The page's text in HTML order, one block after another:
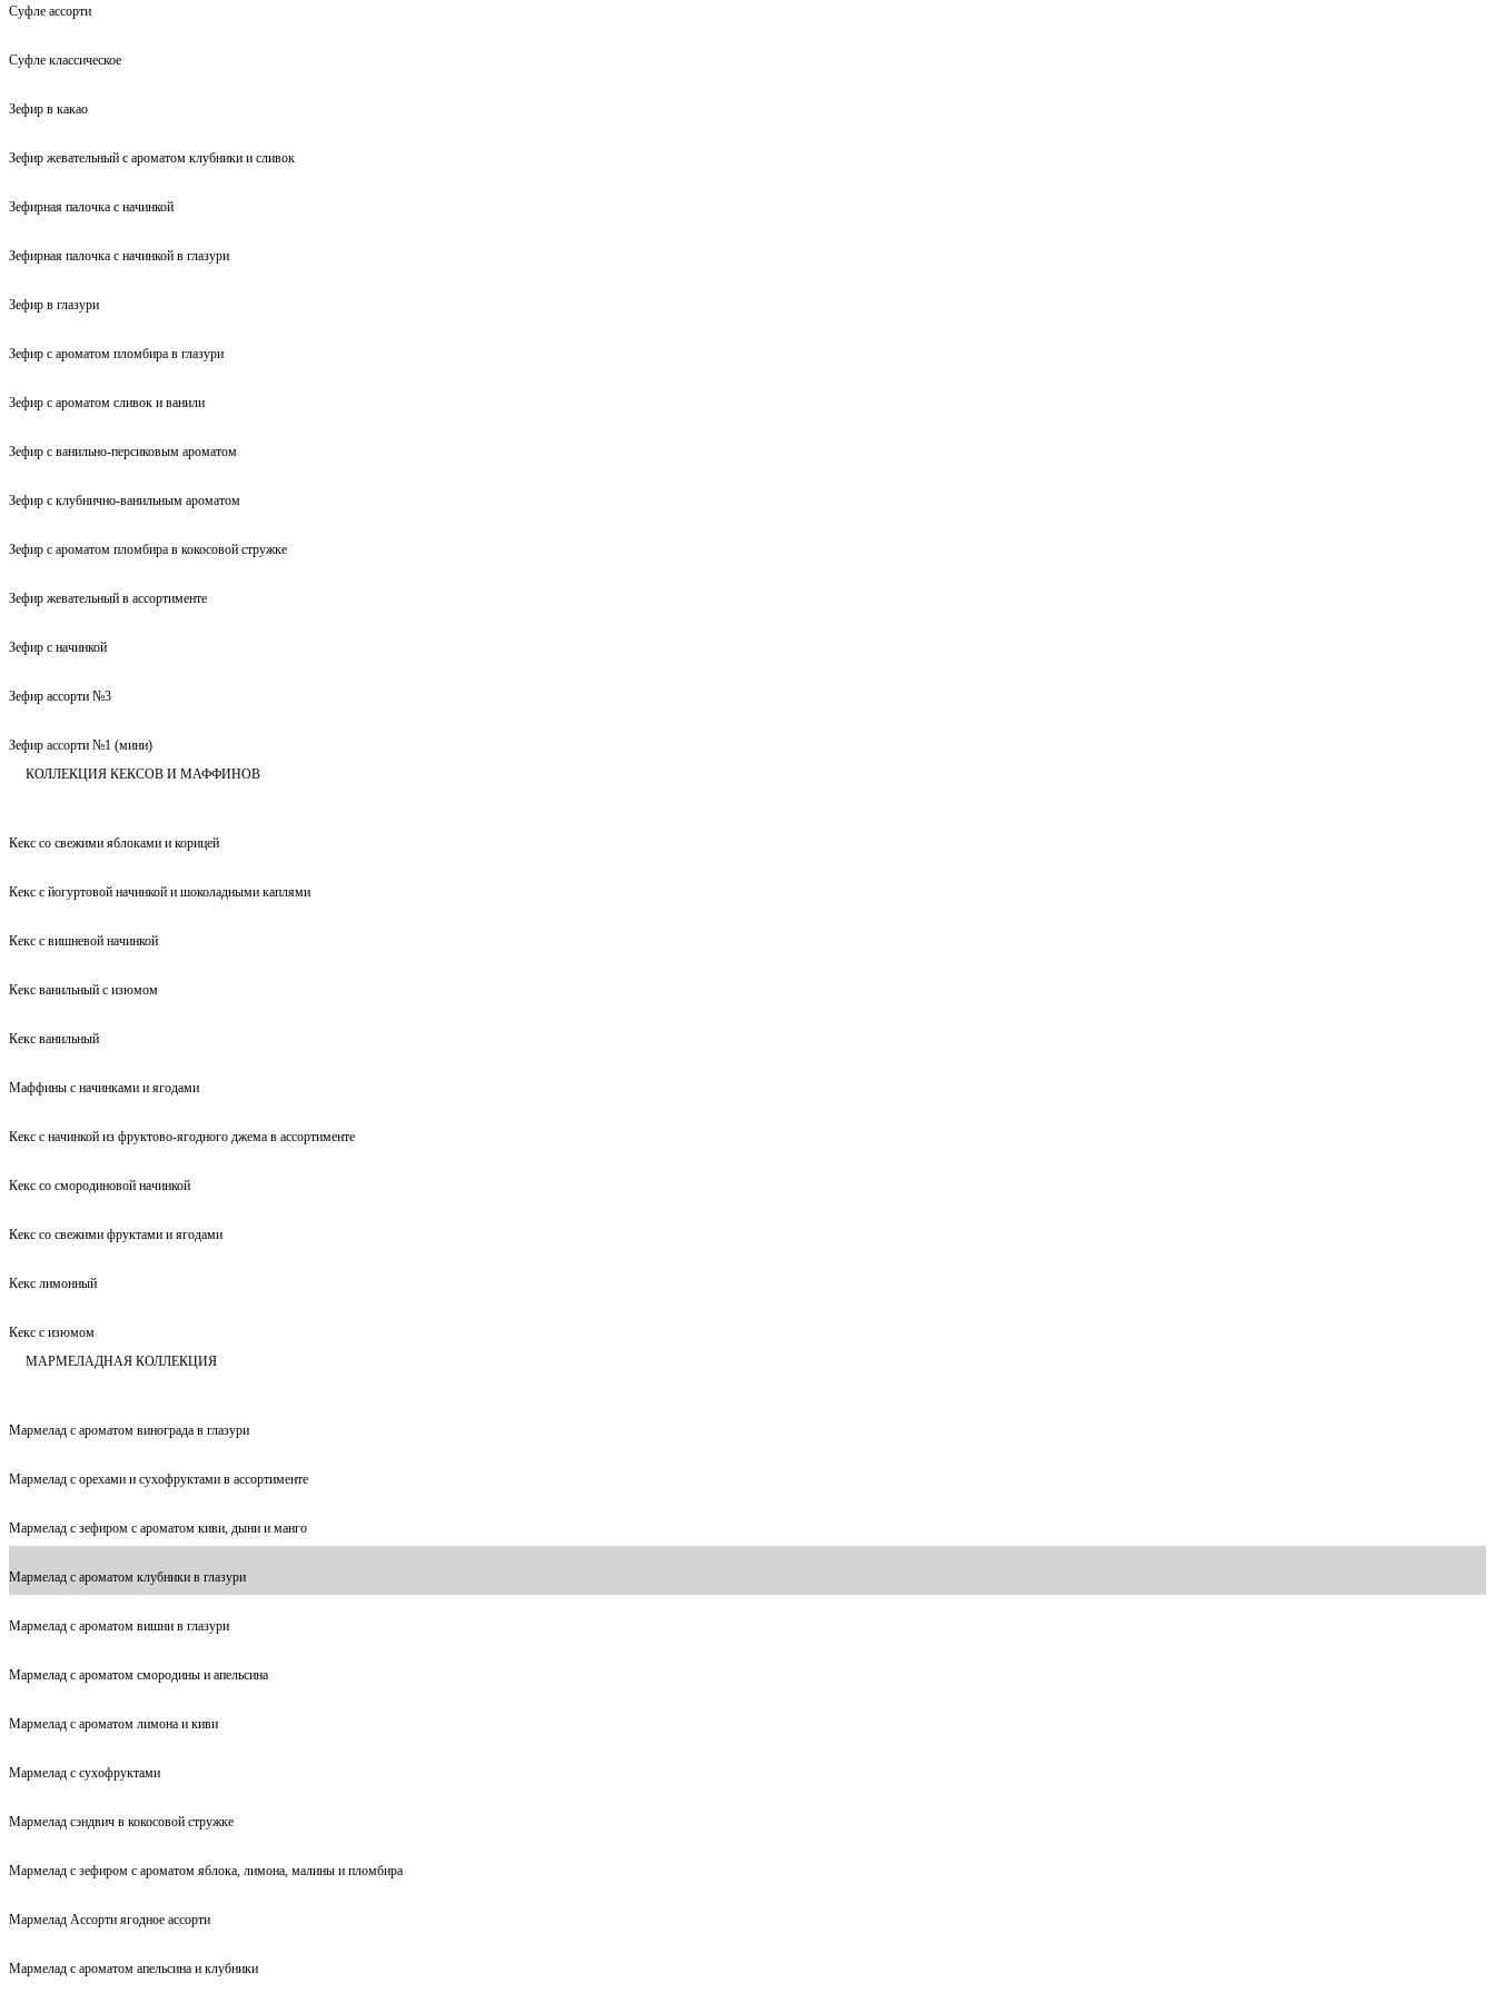
Суфле ассорти
Суфле классическое
Зефир в какао
Зефир жевательный с ароматом клубники и сливок
Зефирная палочка с начинкой
Зефирная палочка с начинкой в глазури
Зефир в глазури
Зефир с ароматом пломбира в глазури
Зефир с ароматом сливок и ванили
Зефир с ванильно-персиковым ароматом
Зефир с клубнично-ванильным ароматом
Зефир с ароматом пломбира в кокосовой стружке
Зефир жевательный в ассортименте
Зефир с начинкой
Зефир ассорти №3
Зефир ассорти №1 (мини)
КОЛЛЕКЦИЯ КЕКСОВ И МАФФИНОВ
Кекс со свежими яблоками и корицей
Кекс с йогуртовой начинкой и шоколадными каплями
Кекс с вишневой начинкой
Кекс ванильный с изюмом
Кекс ванильный
Маффины с начинками и ягодами
Кекс с начинкой из фруктово-ягодного джема в ассортименте
Кекс со смородиновой начинкой
Кекс со свежими фруктами и ягодами
Кекс лимонный
Кекс с изюмом
МАРМЕЛАДНАЯ КОЛЛЕКЦИЯ
Мармелад с ароматом винограда в глазури
Мармелад с орехами и сухофруктами в ассортименте
Мармелад с зефиром с ароматом киви, дыни и манго
Мармелад с ароматом клубники в глазури
Мармелад с ароматом вишни в глазури
Мармелад с ароматом смородины и апельсина
Мармелад с ароматом лимона и киви
Мармелад с сухофруктами
Мармелад сэндвич в кокосовой стружке
Мармелад с зефиром с ароматом яблока, лимона, малины и пломбира
Мармелад Ассорти ягодное ассорти
Мармелад с ароматом апельсина и клубники